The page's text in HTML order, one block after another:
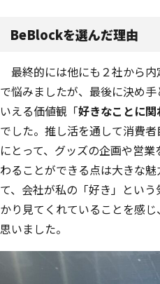
BeBlockを選んだ理由
最終的には他にも２社から
で悩みましたが、最後に決め
いえる価値観「好きなことに
でした。推し活を通して消費
にとって、グッズの企画や営
わることができる点は大きな
て、会社が私の「好き」とい
かり見てくれていることを感
思いました。